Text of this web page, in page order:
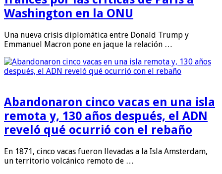
Washington en la ONU
Una nueva crisis diplomática entre Donald Trump y
Emmanuel Macron pone en jaque la relación …
Abandonaron cinco vacas en una isla
remota y, 130 años después, el ADN
reveló qué ocurrió con el rebaño
En 1871, cinco vacas fueron llevadas a la Isla Amsterdam,
un territorio volcánico remoto de …